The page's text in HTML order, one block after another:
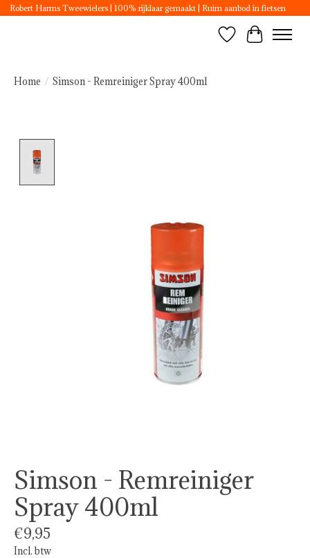
Robert Harms Tweewielers | 100% rijklaar gemaakt | Ruim aanbod in fietsen
Verlanglijst
Home / Simson - Remreiniger Spray 400ml
Simson - Remreiniger
Spray 400ml
€9,95
Incl. btw